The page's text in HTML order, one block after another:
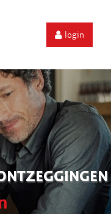
login